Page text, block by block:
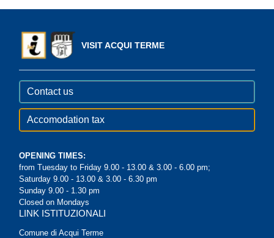
VISIT ACQUI TERME
Contact us
Accomodation tax
OPENING TIMES:
from Tuesday to Friday 9.00 - 13.00 & 3.00 - 6.00 pm;
Saturday 9.00 - 13.00 & 3.00 - 6.30 pm
Sunday 9.00 - 1.30 pm
Closed on Mondays
LINK ISTITUZIONALI
Comune di Acqui Terme